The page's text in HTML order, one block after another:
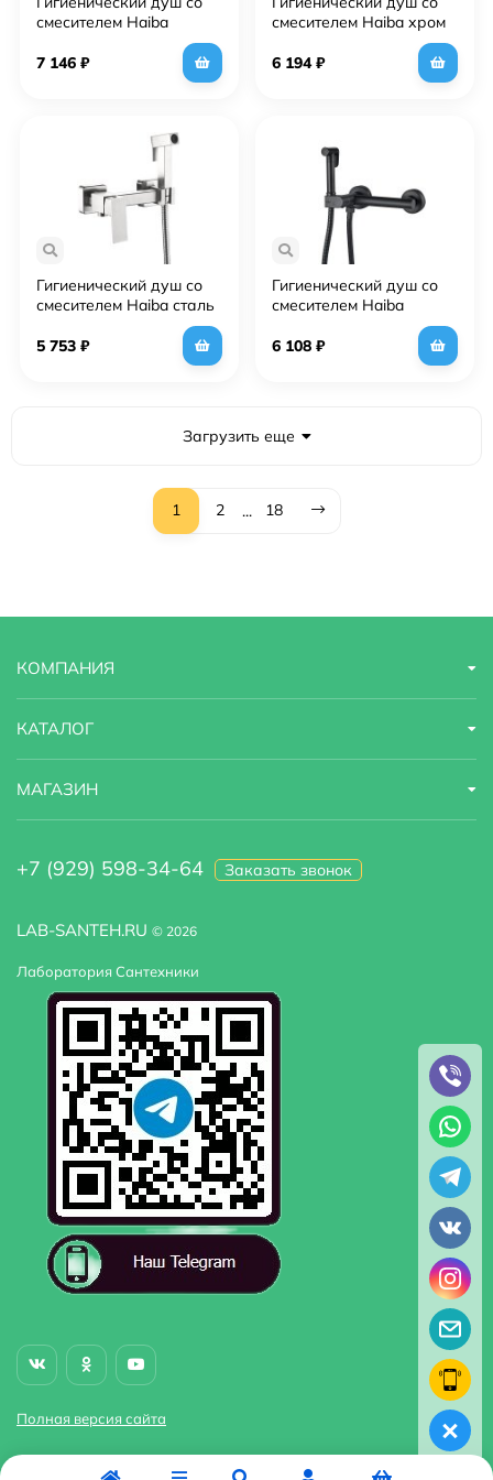
смесителем Haiba
(HB5516-3)
7 146 ₽
смесителем Haiba хром
6 194₽
Гигиенический душ со
смесителем Haiba сталь
5 753 ₽
Гигиенический душ со
смесителем Haiba
6 108 ₽
Загрузить еще
1 2 ... 18
LAB-SANTEH.RU © 2026
Лаборатория Сантехники
Полная версия сайта
КОМПАНИЯ
КАТАЛОГ
МАГАЗИН
+7 (929) 598-34-64 Заказать звонок